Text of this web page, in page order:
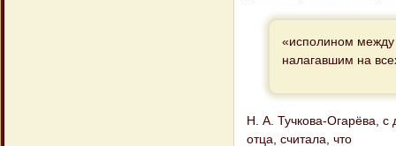
«исполином между
налагавшим на
Н. А. Тучкова-Огарёва, с
отца, считала, что